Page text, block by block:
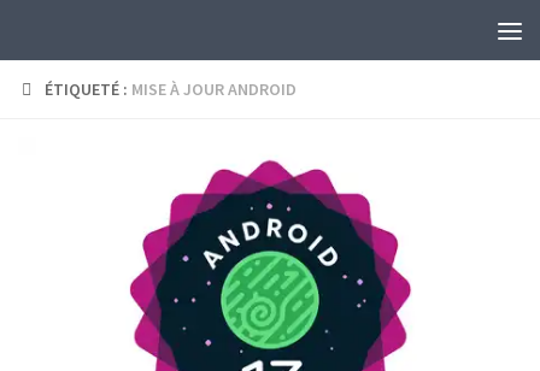
ÉTIQUETÉ : MISE À JOUR ANDROID